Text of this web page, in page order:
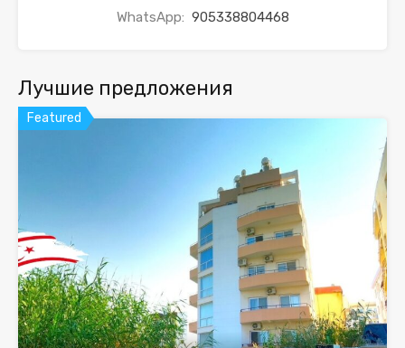
WhatsApp: 905338804468
Лучшие предложения
Featured